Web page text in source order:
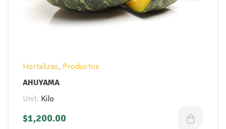
Hortalizas, Productos
AHUYAMA
Unit: Kilo
$1,200.00